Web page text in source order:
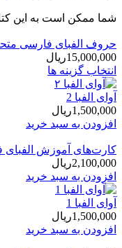
شما ممکن است به این
حروف الفبای فارسی
15,000,000ریال
انتخاب گزینه ها
آوای الفبا 2
1,500,000ریال
افزودن به سبد خرید
کارت‌های آموزش الفبای فارسی 1-
2,100,000ریال
افزودن به سبد خرید
آوای الفبا 1
1,500,000ریال
افزودن به سبد خرید